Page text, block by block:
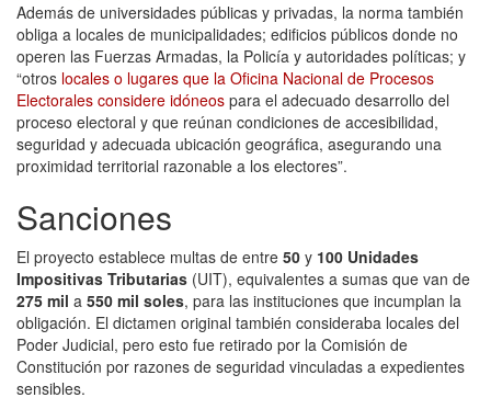
Además de universidades públicas y privadas, la norma también
obliga a locales de municipalidades; edificios públicos donde no
operen las Fuerzas Armadas, la Policía y autoridades políticas; y
“otros locales o lugares que la Oficina Nacional de Procesos
Electorales considere idóneos para el adecuado desarrollo del
proceso electoral y que reúnan condiciones de accesibilidad,
seguridad y adecuada ubicación geográfica, asegurando una
proximidad territorial razonable a los electores”.
Sanciones
El proyecto establece multas de entre 50 y 100 Unidades
Impositivas Tributarias (UIT), equivalentes a sumas que van de
275 mil a 550 mil soles, para las instituciones que incumplan la
obligación. El dictamen original también consideraba locales del
Poder Judicial, pero esto fue retirado por la Comisión de
Constitución por razones de seguridad vinculadas a expedientes
sensibles.